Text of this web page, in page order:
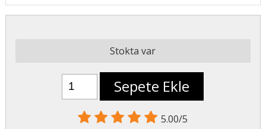
Stokta var
Sepete Ekle
5.00/5